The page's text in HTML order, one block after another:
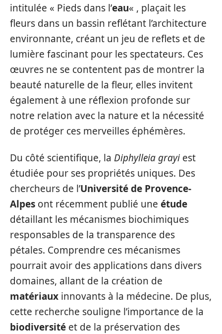
intitulée « Pieds dans l’eau« , plaçait les
fleurs dans un bassin reflétant l’architecture
environnante, créant un jeu de reflets et de
lumière fascinant pour les spectateurs. Ces
œuvres ne se contentent pas de montrer la
beauté naturelle de la fleur, elles invitent
également à une réflexion profonde sur
notre relation avec la nature et la nécessité
de protéger ces merveilles éphémères.
Du côté scientifique, la Diphylleia grayi est
étudiée pour ses propriétés uniques. Des
chercheurs de l’Université de Provence-
Alpes ont récemment publié une étude
détaillant les mécanismes biochimiques
responsables de la transparence des
pétales. Comprendre ces mécanismes
pourrait avoir des applications dans divers
domaines, allant de la création de
matériaux innovants à la médecine. De plus,
cette recherche souligne l’importance de la
biodiversité et de la préservation des